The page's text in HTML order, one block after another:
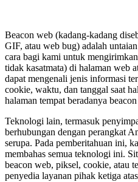
Beacon web (kadang-kadang
GIF, atau web bug) adalah
cara bagi kami untuk
tidak kasatmata) di halaman web
dapat mengenali jenis informasi
cookie, waktu, dan tanggal saat
halaman tempat beradanya
Teknologi lain, termasuk
berhubungan dengan perangkat
serupa. Pada pemberitahuan ini,
membahas semua teknologi ini.
beacon web, piksel, cookie, atau
penyedia layanan pihak ketiga